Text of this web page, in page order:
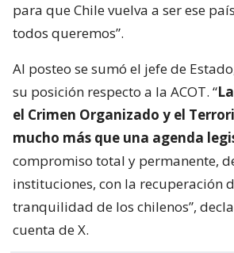
para que Chile vuelva a ser ese
todos queremos”.
Al posteo se sumó el jefe de
su posición respecto a la ACOT. “
el Crimen Organizado y el
mucho más que una agenda
compromiso total y permanente,
instituciones, con la recuperación
tranquilidad de los chilenos”,
cuenta de X.